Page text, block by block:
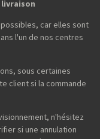
car elles sont
l'un de nos centres
sous certaines
client si la commande
n'hésitez
si une annulation